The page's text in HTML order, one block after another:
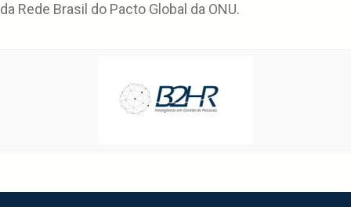
da Rede Brasil do Pacto Global da ONU.